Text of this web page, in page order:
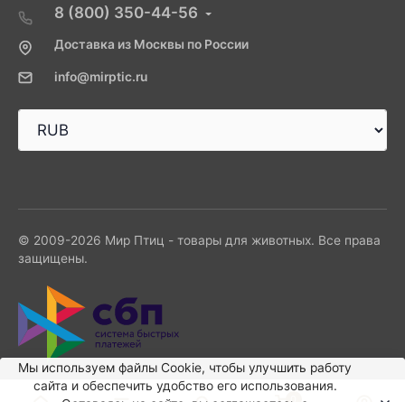
8 (800) 350-44-56
Доставка из Москвы по России
info@mirptic.ru
© 2009-2026 Мир Птиц - товары для животных. Все права
защищены.
Мы используем файлы Сookie, чтобы улучшить работу
сайта и обеспечить удобство его использования.
0